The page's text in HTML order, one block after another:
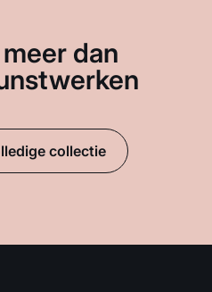
dan
collectie